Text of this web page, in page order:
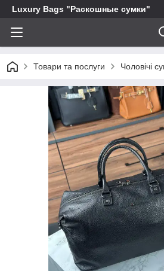
Luxury Bags "Раскошные сумки"
Товари та послуги Чоловічі